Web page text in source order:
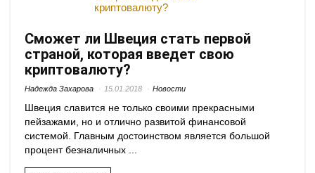
Сможет ли Швеция стать первой
страной, которая введет свою
криптовалюту?
Надежда Захарова 15.01.2018 Новости
Швеция славится не только своими прекрасными
пейзажами, но и отлично развитой финансовой
системой. Главным достоинством является большой
процент безналичных ...